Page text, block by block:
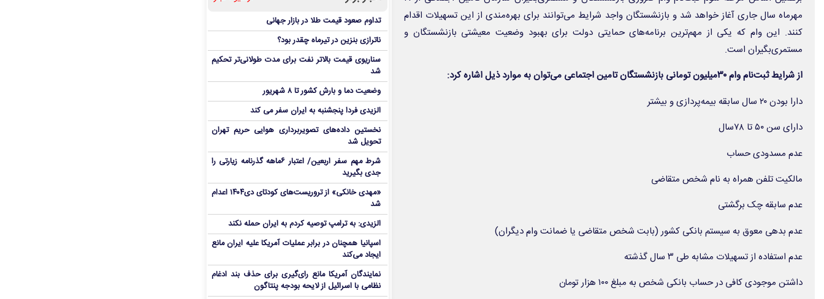
مهرماه سال جاری آغاز خواهد شد و بازنشستگان واجد شرایط می‌توانند برای بهره‌مندی از این تسهیلات اقدام
کنند. این وام که یکی از مهم‌ترین برنامه‌های حمایتی دولت برای بهبود وضعیت معیشتی بازنشستگان و
مستمری‌بگیران است.
از شرایط ثبت‌نام وام ۳۰میلیون تومانی بازنشستگان تامین اجتماعی می‌توان به موارد ذیل اشاره کرد:
دارا بودن ۲۰ سال سابقه بیمه‌پردازی و بیشتر
دارای سن ۵۰ تا ۷۸سال
عدم مسدودی حساب
مالکیت تلفن همراه به نام شخص متقاضی
عدم سابقه چک برگشتی
عدم بدهی معوق به سیستم بانکی کشور (بابت شخص متقاضی یا ضمانت وام دیگران)
عدم استفاده از تسهیلات مشابه طی ۳ سال گذشته
داشتن موجودی کافی در حساب بانکی شخص به مبلغ ۱۰۰ هزار تومان
تداوم صعود قیمت طلا در بازار جهانی
ناترازی بنزین در تیرماه چقدر بود؟
سناریوی قیمت بالاتر نفت برای مدت طولانی‌تر تحکیم
شد
وضعیت دما و بارش کشور تا ۸ شهریور
الزیدی فردا پنجشنبه به ایران سفر می کند
نخستین داده‌های تصویربرداری هوایی حریم تهران
تحویل شد
شرط مهم سفر اربعین/ اعتبار ۶ماهه گذرنامه زیارتی را
جدی بگیرید
«مهدی خانکی» از تروریست‌های کودتای دی۱۴۰۴ اعدام
شد
الزیدی: به ترامپ توصیه کردم به ایران حمله نکند
اسپانیا همچنان در برابر عملیات آمریکا علیه ایران مانع
ایجاد می‌کند
نمایندگان آمریکا مانع رای‌گیری برای حذف بند ادغام
نظامی با اسرائیل از لایحه بودجه پنتاگون